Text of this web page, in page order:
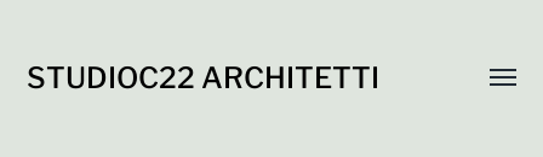
STUDIOC22 ARCHITETTI